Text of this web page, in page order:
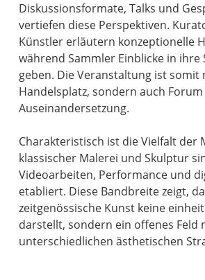
Diskussionsformate, Talks und
vertiefen diese Perspektiven.
Künstler erläutern konzeptionelle
während Sammler Einblicke in ihre
geben. Die Veranstaltung ist somit
Handelsplatz, sondern auch
Auseinandersetzung.
Charakteristisch ist die Vielfalt der
klassischer Malerei und Skulptur
Videoarbeiten, Performance und
etabliert. Diese Bandbreite zeigt,
zeitgenössische Kunst keine
darstellt, sondern ein offenes Feld
unterschiedlichen ästhetischen